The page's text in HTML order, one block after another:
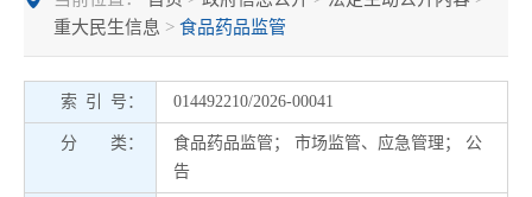
重大民生信息 > 食品药品监管
索 引 号： 014492210/2026-00041
分 类： 食品药品监管 ； 市场监管、应急管理 ；
公
告